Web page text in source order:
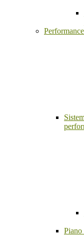
Performance
Piano